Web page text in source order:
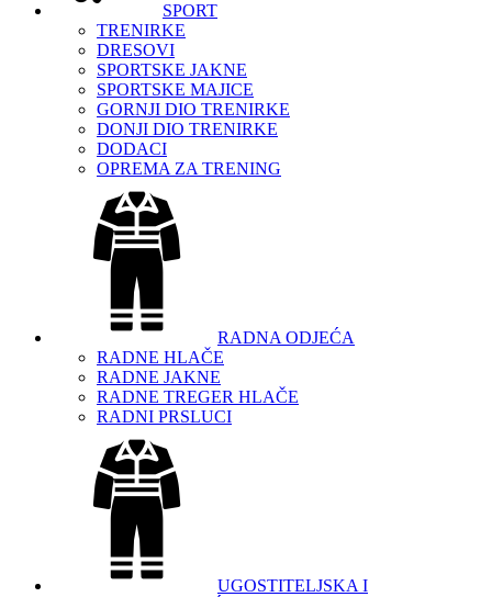
SPORT
TRENIRKE
DRESOVI
SPORTSKE JAKNE
SPORTSKE MAJICE
GORNJI DIO TRENIRKE
DONJI DIO TRENIRKE
DODACI
OPREMA ZA TRENING
RADNA ODJEĆA
RADNE HLAČE
RADNE JAKNE
RADNE TREGER HLAČE
RADNI PRSLUCI
UGOSTITELJSKA I